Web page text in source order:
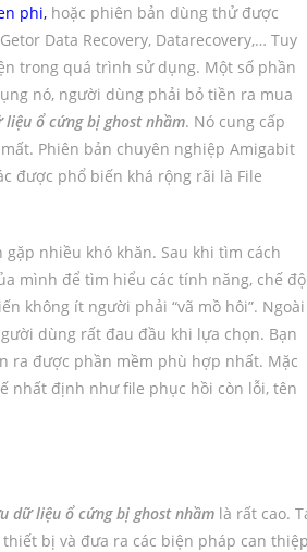
phi, hoặc phiên bản dùng thử được
Data Recovery, Datarecovery,… Tuy
trong quá trình sử dụng. Một số phần
nó, người dùng phải bỏ tiền ra mua
liệu ổ cứng bị ghost nhầm. Nó cung cấp
Phiên bản chuyên nghiệp Amigabit
được phổ biến khá rộng rãi là File
nhiều khó khăn. Sau khi tìm cách
mình để tìm hiểu các tính năng, chế độ
không ít người phải “vã mồ hôi”. Ngoài
dùng rất đau đầu khi lựa chọn. Bạn
ra được phần mềm phù hợp nhất. Mặc
nhất định như file phục hồi còn lỗi, tên
dữ liệu ổ cứng bị ghost nhầm là rất cao.
bị và đưa ra các biện pháp can